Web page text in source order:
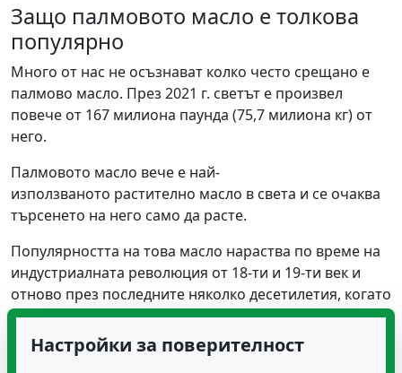
Защо палмовото масло е толкова
популярно
Много от нас не осъзнават колко често срещано е
палмово масло. През 2021 г. светът е произвел
повече от 167 милиона паунда (75,7 милиона кг) от
него.
Палмовото масло вече е най-
използваното растително масло в света и се очаква
търсенето на него само да расте.
Популярността на това масло нараства по време на
индустриалната революция от 18-ти и 19-ти век и
отново през последните няколко десетилетия, когато
производителите започнаха да търсят универсални
съставки, които да заменят трансмазнините в
преработените храни.
Настройки за поверителност